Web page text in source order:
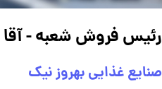
رئیس فروش شعبه - آقا
صنایع غذایی بهروز نیک